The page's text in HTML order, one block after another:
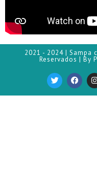
2021 - 2024 | Sampa
Reservados | By